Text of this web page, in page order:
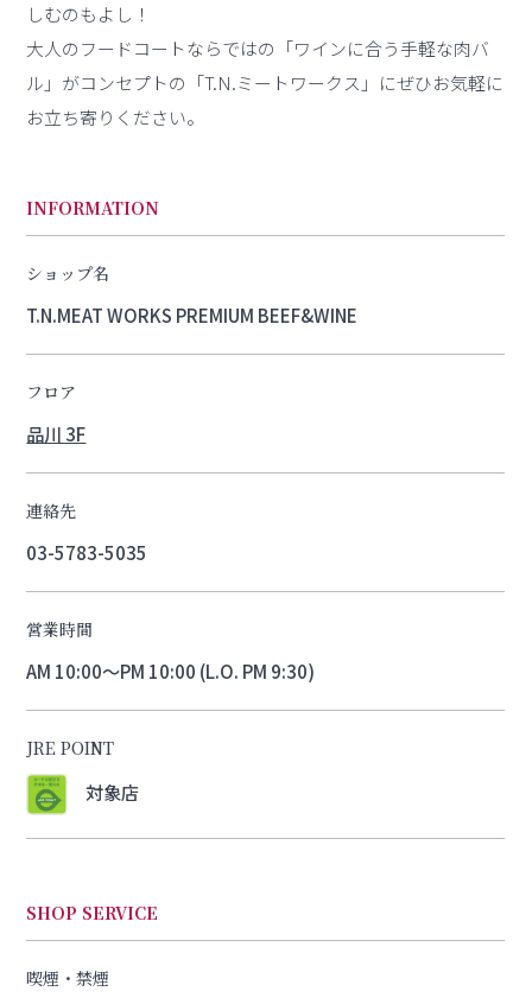
しむのもよし！
大人のフードコートならではの「ワインに合う手軽な肉バ
ル」がコンセプトの「T.N.ミートワークス」にぜひお気軽に
お立ち寄りください。
INFORMATION
ショップ名
T.N.MEAT WORKS PREMIUM BEEF&WINE
フロア
品川 3F
連絡先
03-5783-5035
営業時間
AM 10:00～PM 10:00 (L.O. PM 9:30)
JRE POINT
対象店
SHOP SERVICE
喫煙・禁煙